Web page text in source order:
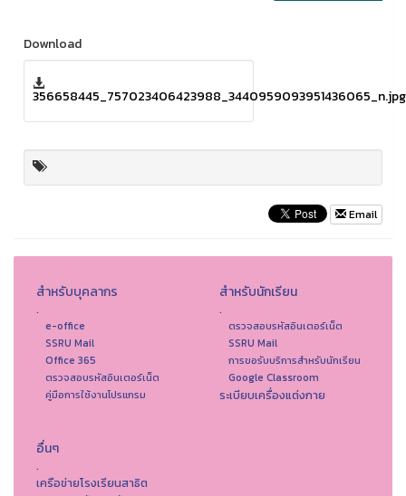
Download
356658445_757023406423988_3440959093951436065_n.jpg
Email
สำหรับบุคลากร
.
e-office
SSRU Mail
Office 365
ตรวจสอบรหัสอินเตอร์เน็ต
คู่มือการใช้งานโปรแกรม
สำหรับนักเรียน
.
ตรวจสอบรหัสอินเตอร์เน็ต
SSRU Mail
การขอรับบริการสำหรับนักเรียน
Google Classroom
ระเบียบเครื่องแต่งกาย
อื่นๆ
.
เครือข่ายโรงเรียนสาธิต